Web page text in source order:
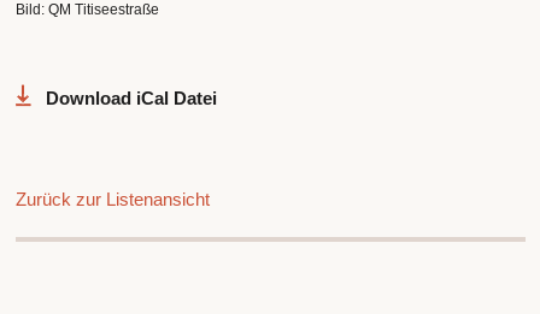
Bild: QM Titiseestraße
Download iCal Datei
Zurück zur Listenansicht